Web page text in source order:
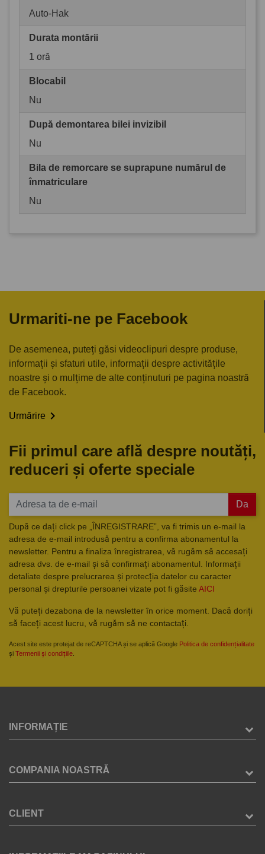
Auto-Hak
Durata montării
1 oră
Blocabil
Nu
După demontarea bilei invizibil
Nu
Bila de remorcare se suprapune numărul de
înmatriculare
Nu
Urmariti-ne pe Facebook
De asemenea, puteți găsi videoclipuri despre produse,
informații și sfaturi utile, informații despre activitățile
noastre și o mulțime de alte conținuturi pe pagina noastră
de Facebook.
Urmărire 
Fii primul care află despre noutăți,
reduceri și oferte speciale
Da
După ce dați click pe „ÎNREGISTRARE”, va fi trimis un e-mail la
adresa de e-mail introdusă pentru a confirma abonamentul la
newsletter. Pentru a finaliza înregistrarea, vă rugăm să accesați
adresa dvs. de e-mail și să confirmați abonamentul. Informații
detaliate despre prelucrarea și protecția datelor cu caracter
personal și drepturile persoanei vizate pot fi găsite AICI
Vă puteți dezabona de la newsletter în orice moment. Dacă doriți
să faceți acest lucru, vă rugăm să ne contactați.
Acest site este protejat de reCAPTCHA și se aplică Google Politica de confidențialitate
și Termenii și condițiile
INFORMAȚIE
COMPANIA NOASTRĂ
CLIENT